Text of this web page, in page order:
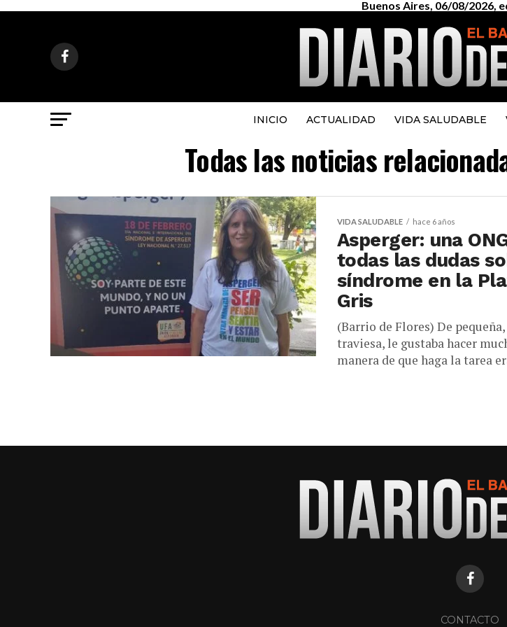
Buenos Aires, 06/08/2026,
INICIO ACTUALIDAD VIDA SALUDABLE
Todas las noticias
VIDA SALUDABLE hace 6 años
Asperger: una
todas las dudas
síndrome en la
Gris
(Barrio de Flores) De
traviesa, le gustaba hacer
manera de que haga la tarea
CONTACTO